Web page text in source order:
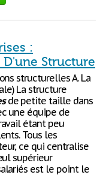
:
Structure
structurelles A. La
La structure
de petite taille dans
une équipe de
étant peu
Tous les
ce qui centralise
supérieur
est le point le